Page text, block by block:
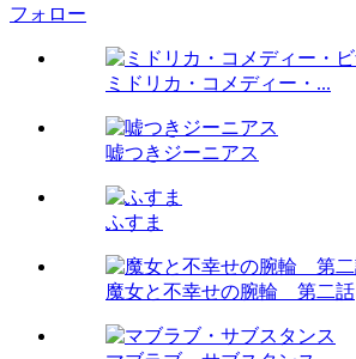
フォロー
ミドリカ・コメディー・...
嘘つきジーニアス
ふすま
魔女と不幸せの腕輪 第二話